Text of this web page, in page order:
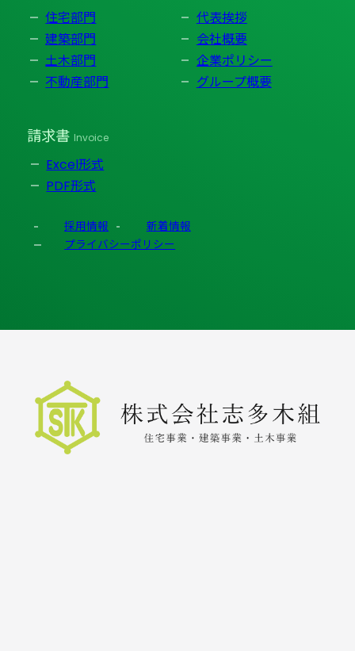
住宅部門
建築部門
土木部門
不動産部門
代表挨拶
会社概要
企業ポリシー
グループ概要
請求書 Invoice
Excel形式
PDF形式
採用情報
新着情報
プライバシーポリシー